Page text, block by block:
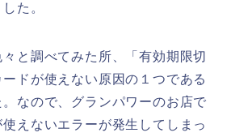
た。
と調べてみた所、「有効期限切
ドが使えない原因の１つである
なので、グランパワーのお店で
えないエラーが発生してしまっ